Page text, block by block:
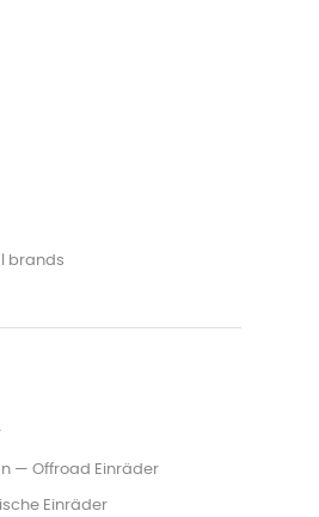
brands
— Offroad Einräder
Einräder